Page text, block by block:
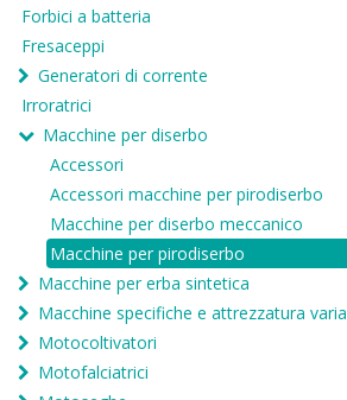
Forbici a batteria
Fresaceppi
Generatori di corrente
Irroratrici
Macchine per diserbo
Accessori
Accessori macchine per pirodiserbo
Macchine per diserbo meccanico
Macchine per pirodiserbo
Macchine per erba sintetica
Macchine specifiche e attrezzatura varia
Motocoltivatori
Motofalciatrici